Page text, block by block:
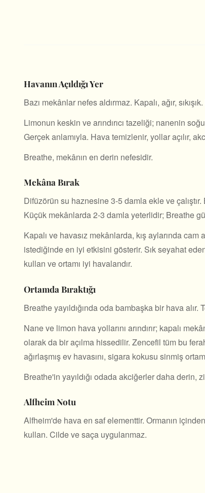
Havanın Açıldığı Yer
Bazı mekânlar nefes aldırmaz. Kapalı, ağır,
Limonun keskin ve arındırıcı tazeliği; nanenin
Gerçek anlamıyla. Hava temizlenir, yollar açılır,
Breathe, mekânın en derin nefesidir.
Mekâna Bırak
Difüzörün su haznesine 3-5 damla ekle ve
Küçük mekânlarda 2-3 damla yeterlidir; Breathe
Kapalı ve havasız mekânlarda, kış aylarında
istediğinde en iyi etkisini gösterir. Sık seyahat
kullan ve ortamı iyi havalandır.
Ortamda Bıraktığı
Breathe yayıldığında oda bambaşka bir hava alır.
Nane ve limon hava yollarını arındırır; kapalı
olarak da bir açılma hissedilir. Zencefil tüm bu
ağırlaşmış ev havasını, sigara kokusu sinmiş
Breathe'in yayıldığı odada akciğerler daha derin,
Alfheim Notu
Alfheim'de hava en saf elementtir. Ormanın
kullan. Cilde ve saça uygulanmaz.